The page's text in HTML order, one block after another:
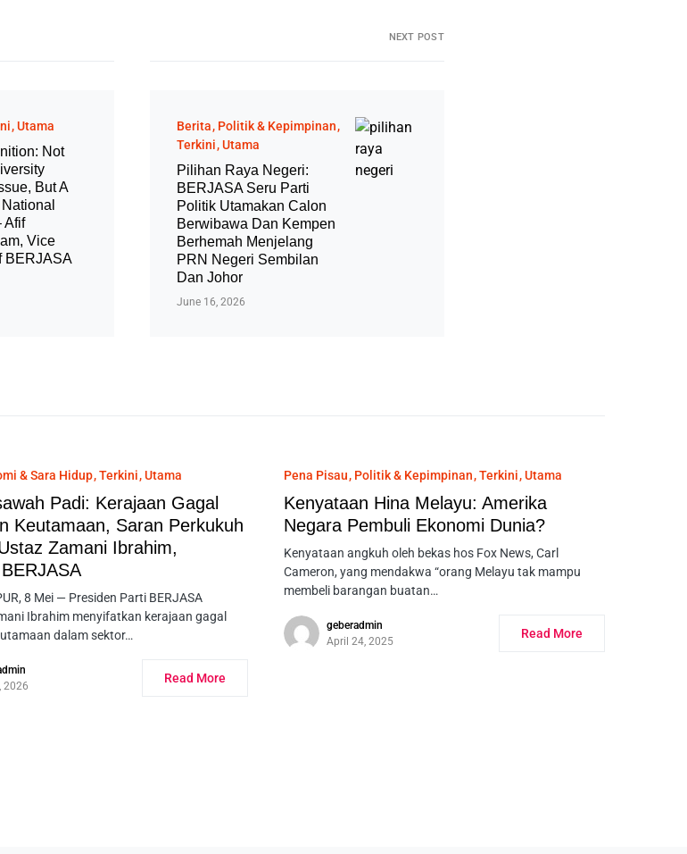
Utama
Not
But A
Afif
Vice
BERJASA
NEXT POST
Berita Politik & Kepimpinan
Terkini Utama
Pilihan Raya Negeri:
BERJASA Seru Parti
Politik Utamakan Calon
Berwibawa Dan Kempen
Berhemah Menjelang
PRN Negeri Sembilan
Dan Johor
June 16, 2026
& Sara Hidup Terkini Utama
Padi: Kerajaan Gagal
Keutamaan, Saran Perkukuh
Zamani Ibrahim,
8 Mei — Presiden Parti BERJASA
Ibrahim menyifatkan kerajaan gagal
dalam sektor…
2026
Read More
Pena Pisau Politik & Kepimpinan Terkini Utama
Kenyataan Hina Melayu: Amerika
Negara Pembuli Ekonomi Dunia?
Kenyataan angkuh oleh bekas hos Fox News, Carl
Cameron, yang mendakwa “orang Melayu tak mampu
membeli barangan buatan…
geberadmin
April 24, 2025
Read More